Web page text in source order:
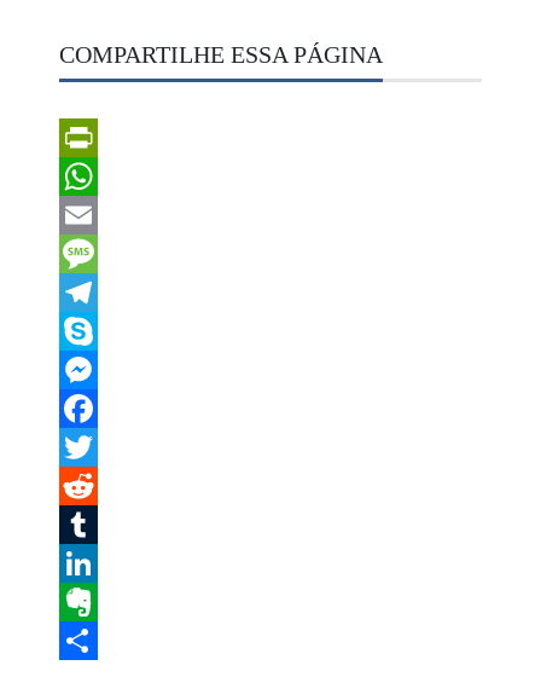
COMPARTILHE ESSA PÁGINA
PrintFriendly
WhatsApp
Email
Message
Telegram
Skype
Messenger
Facebook
Twitter
Reddit
Tumblr
LinkedIn
Evernote